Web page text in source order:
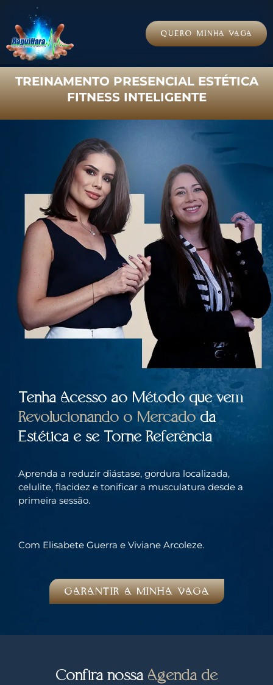
QUERO MINHA VAGA
TREINAMENTO PRESENCIAL ESTÉTICA
FITNESS INTELIGENTE
Tenha Acesso ao Método que vem
Revolucionando o Mercado da
Estética e se Torne Referência
Aprenda a reduzir diástase, gordura localizada,
celulite, flacidez e tonificar a musculatura desde a
primeira sessão.
Com Elisabete Guerra e Viviane Arcoleze.
GARANTIR A MINHA VAGA
Confira nossaAgenda de